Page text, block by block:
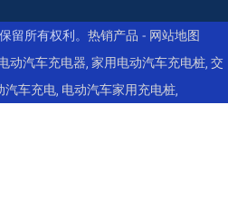
留所有权利。 热销产品 - 网站地图
动汽车充电器 家用电动汽车充电桩 交
汽车充电, 电动汽车家用充电桩,